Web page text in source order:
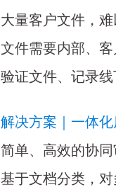
大量客户文件，
文件需要内部、
验证文件、记录
解决方案｜一体
简单、高效的协
基于文档分类，